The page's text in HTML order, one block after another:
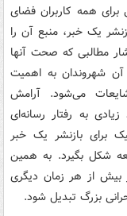
برای همه کاربران فضای
یک خبر، منبع آن را
مطالبی که صحت آنها
شهروندان به اهمیت
می‌شود. آرامش
به رفتار رسانه‌ای
برای بازنشر یک خبر
شکل بگیرد. به همین
بیش از هر زمان دیگری
بزرگ تبدیل شود.